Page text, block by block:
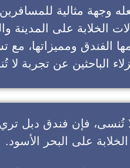
مثالية للمسافرين
الخلابة على المدينة
الفندق ومميزاتها، مع
الباحثين عن تجربة لا
تُنسى، فإن فندق دبل
الخلابة على البحر الأسود.